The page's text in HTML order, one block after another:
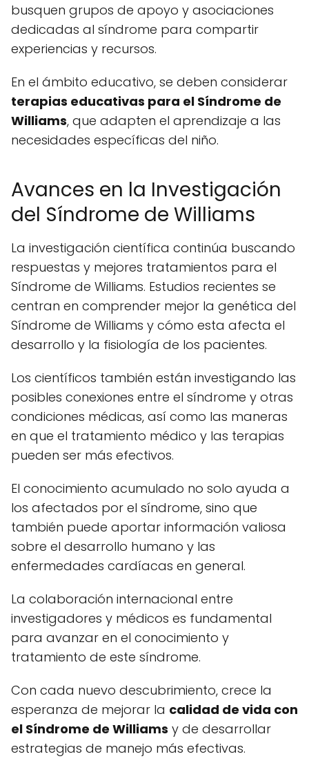
busquen grupos de apoyo y asociaciones
dedicadas al síndrome para compartir
experiencias y recursos.
En el ámbito educativo, se deben considerar
terapias educativas para el Síndrome de
Williams, que adapten el aprendizaje a las
necesidades específicas del niño.
Avances en la Investigación
del Síndrome de Williams
La investigación científica continúa buscando
respuestas y mejores tratamientos para el
Síndrome de Williams. Estudios recientes se
centran en comprender mejor la genética del
Síndrome de Williams y cómo esta afecta el
desarrollo y la fisiología de los pacientes.
Los científicos también están investigando las
posibles conexiones entre el síndrome y otras
condiciones médicas, así como las maneras
en que el tratamiento médico y las terapias
pueden ser más efectivos.
El conocimiento acumulado no solo ayuda a
los afectados por el síndrome, sino que
también puede aportar información valiosa
sobre el desarrollo humano y las
enfermedades cardíacas en general.
La colaboración internacional entre
investigadores y médicos es fundamental
para avanzar en el conocimiento y
tratamiento de este síndrome.
Con cada nuevo descubrimiento, crece la
esperanza de mejorar la calidad de vida con
el Síndrome de Williams y de desarrollar
estrategias de manejo más efectivas.